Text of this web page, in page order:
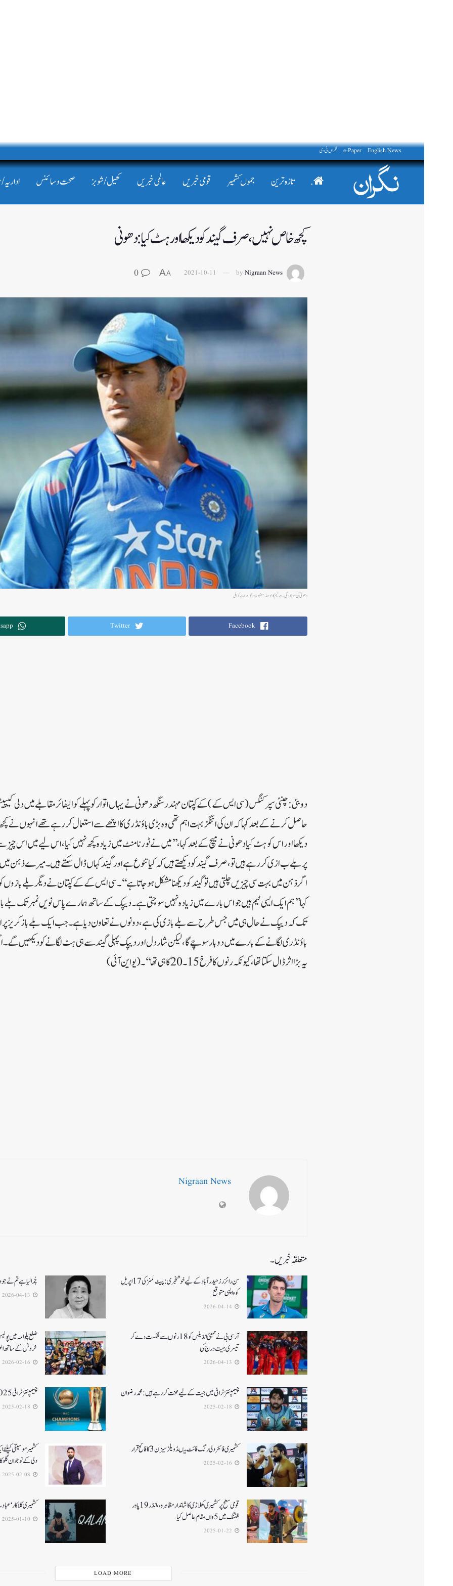
English News
e-Paper نگراں ٹی وی
. تازہ ترین جموں کشمیر قومی خبریں عالمی خبریں کھیل/شوبز صحت و سائنس
کچھ خاص نہیں، صرف گیند کو دیکھا اور ہٹ کیا: دھونی
by Nigraan News
2021-10-11
A
A
دھونی کی موجودگی سے ٹیم کا حوصلہ مضبوط ہوگا : وراٹ کوہلی
Facebook
Twitter
دوبئی:چنئی سپر کنگس (سی ایس کے) کے کپتان مہندر سنگھ دھونی نے یہاں اتوار کو پہلے کوالیفائر مقابلے میں
حاصل کرنے کے بعد کہاکہ ان کی اننگز بہت اہم تھی وہ بڑی باؤنڈری کا اچھے سے استعمال کررہے تھے انہوں نے
دیکھا اور اس کو ہٹ کیا دھونی نے میچ کے بعد کہا ، ’’ میں نے ٹورنامنٹ میں زیادہ کچھ نہیں کیا ، اس لیے میں اس چیز
پر بلے ب ازی کر رہے ہیں تو ، صرف گیند کو دیکھتے ہیں کہ کیا تنوع ہے اور گیند کہاں ڈال سکتےہیں۔ میرے ذہن
اگر ذہن میں بہت سی چیزیں چلتی ہیں تو گیند کو دیکھنا مشکل ہو جاتا ہے‘‘۔سی ایس کے کے کپتان نے دیگر بلے بازوں
کہا ’’ہم ایک ایسی ٹیم ہیں جو اس بارے میں زیادہ نہیں سوچتی ہے۔ دیپک کے ساتھ ہمارے پاس نویں نمبر تک
تک کہ دیپک نے حال ہی میں جس طرح سے بلے بازی کی ہے، دونوں نے تعاون دیا ہے۔ جب ایک بلےباز کریز پر
باؤنڈری لگانے کے بارے میں دو بار سوچے گا، لیکن شاردل اور دیپک پہلی گیند سے ہی ہٹ لگانے کو دیکھیں گے۔
یہ بڑا اثر ڈال سکتا تھا، کیونکہ رنوں کا فرخ 15۔20 کا ہی تھا‘‘۔ (یو این آئی)
Nigraan News
متعلقہ خبریں۔
سن رائزرز حیدرآباد کے لیے خوشخبری: پیٹ کمنز کی 17 اپریل
کو واپسی متوقع
چُرا لیا ہے تم نے
آرسی بی نے ممبئی انڈینس کو 18 رنوں سے شکست دے کر
تیسری جیت درج کی
ضلع پلوامہ میں
خروش کے ساتھ
چیمپئنز ٹرافی میں جیت کے لیے محنت کر رہے ہیں :محمد رضوان چیمپئنز ٹرافی 2025کے لئے کمنٹری پینل کا اعلان
کشمیری فائٹر دلی رنگ فائٹ میںڈویلز سیزن 3کا فاتح قرار
کشمیرموسیقی
دلی کے نوجوان گلوکارنے3نئے
قومی سطح پر کشمیری کھلاڑی کا شاندار مظاہرہ،،انڈر19پاور
لفٹنگ میں5واں مقام حاصل کیا
کشمیری کلاکار
LOAD MORE